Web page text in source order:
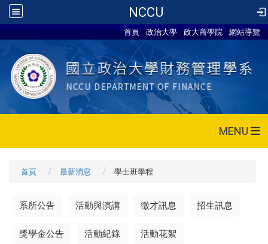
NCCU
首頁 政治大學 政大商學院 網站導覽
MENU
首頁 最新消息 學士班學程
系所公告 活動與演講 徵才訊息 招生訊息
獎學金公告 活動紀錄 活動花絮